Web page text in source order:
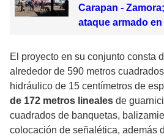
Carapan -
ataque armado
El proyecto en su conjunto consta
alrededor de 590 metros
hidráulico de 15 centímetros de
de 172 metros lineales de
cuadrados de banquetas,
colocación de señalética, además